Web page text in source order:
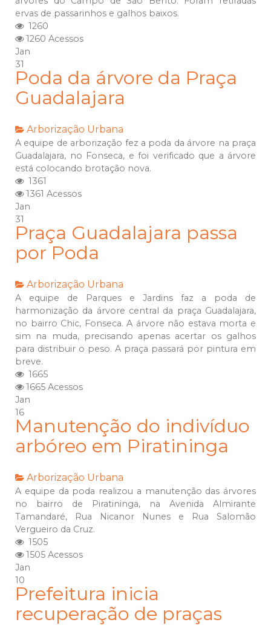
ervas de passarinhos e galhos baixos.
1260
1260 Acessos
Jan
31
Poda da árvore da Praça
Guadalajara
Arborização Urbana
A equipe de arborização fez a poda da árvore na praça
Guadalajara, no Fonseca, e foi verificado que a árvore
está colocando brotação nova.
1361
1361 Acessos
Jan
31
Praça Guadalajara passa
por Poda
Arborização Urbana
A equipe de Parques e Jardins faz a poda de
harmonização da árvore central da praça Guadalajara,
no bairro Chic, Fonseca. A árvore não estava morta e
sim na muda, precisando apenas acertar os galhos
para distribuir o peso. A praça passará por pintura em
breve.
1665
1665 Acessos
Jan
16
Manutenção do indivíduo
arbóreo em Piratininga
Arborização Urbana
A equipe da poda realizou a manutenção das árvores
no bairro de Piratininga, na Avenida Almirante
Tamandaré, Rua Nicanor Nunes e Rua Salomão
Vergueiro da Cruz.
1505
1505 Acessos
Jan
10
Prefeitura inicia
recuperação de praças